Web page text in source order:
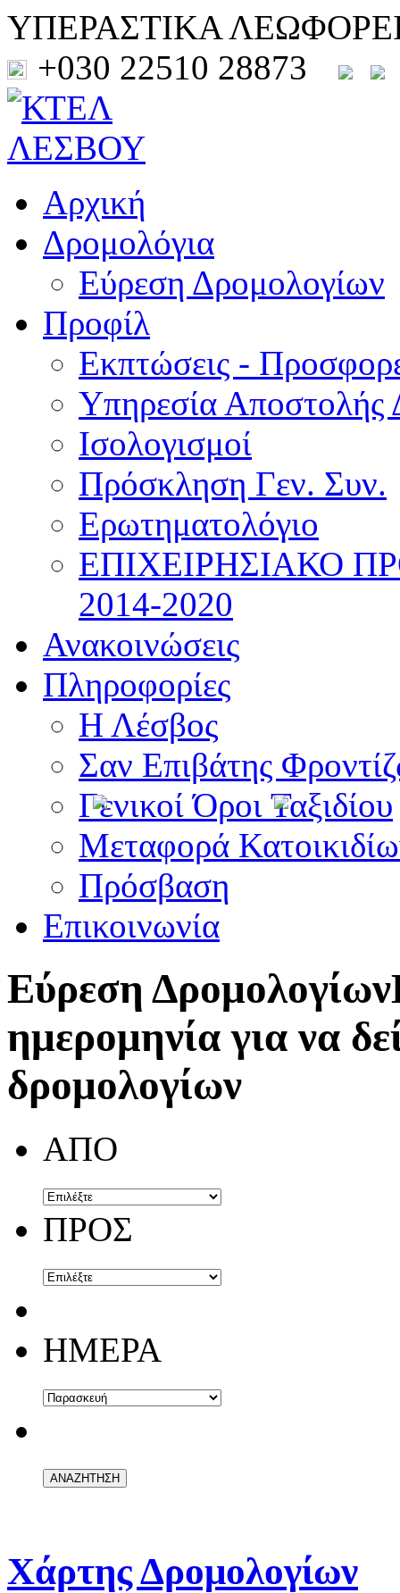
ΥΠΕΡΑΣΤΙΚΑ
+030 22510 28873
Αρχική
Δρομολόγια
Εύρεση Δρομολογίων
Προφίλ
Εκπτώσεις -
Υπηρεσία Αποστολής
Ισολογισμοί
Πρόσκληση Γεν. Συν.
Ερωτηματολόγιο
ΕΠΙΧΕΙΡΗΣΙΑΚΟ
2014-2020
Ανακοινώσεις
Πληροφορίες
Η Λέσβος
Σαν Επιβάτης
Γενικοί Όροι Ταξιδίου
Μεταφορά
Πρόσβαση
Επικοινωνία
Εύρεση Δρομολογίων
ημερομηνία για να
δρομολογίων
ΑΠΟ
ΠΡΟΣ
ΗΜΕΡΑ
Χάρτης Δρομολογίων